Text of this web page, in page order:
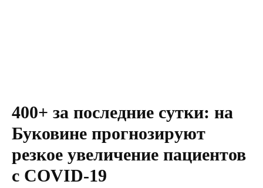
400+ за последние сутки: на
Буковине прогнозируют
резкое увеличение пациентов
с COVID-19